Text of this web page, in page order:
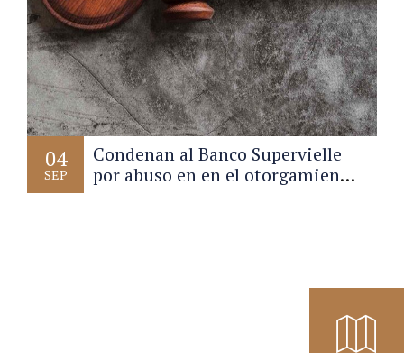
04
SEP
Condenan al Banco Supervielle
por abuso en en el otorgamiento